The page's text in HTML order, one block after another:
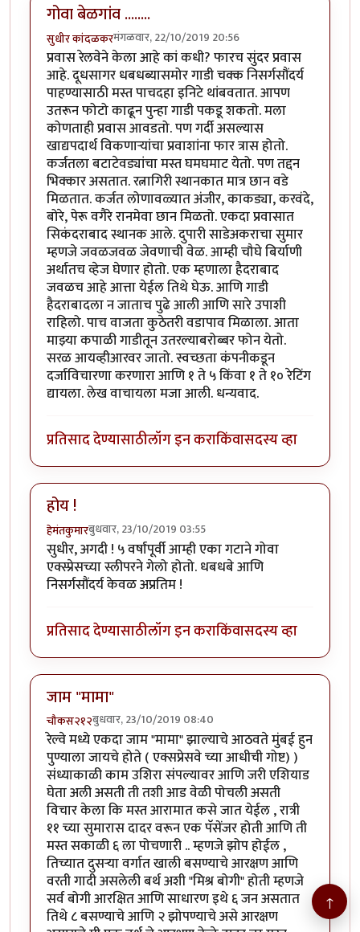
गोवा बेळगांव ........
सुधीर कांदळकरमंगळवार, 22/10/2019 20:56
प्रवास रेलवेने केला आहे कां कधी? फारच सुंदर प्रवास
आहे. दूधसागर धबधब्यासमोर गाडी चक्क निसर्गसौंदर्य
पाहण्यासाठी मस्त पाचदहा इनिटे थांबवतात. आपण
उतरून फोटो काढून पुन्हा गाडी पकडू शकतो. मला
कोणताही प्रवास आवडतो. पण गर्दी असल्यास
खाद्यपदार्थ विकणार्‍यांचा प्रवाशांना फार त्रास होतो.
कर्जतला बटाटेवड्यांचा मस्त घमघमाट येतो. पण तद्दन
भिक्कार असतात. रत्नागिरी स्थानकात मात्र छान वडे
मिळतात. कर्जत लोणावळ्यात अंजीर, काकड्या, करवंदे,
बोरे, पेरू वगैरे रानमेवा छान मिळतो. एकदा प्रवासात
सिकंदराबाद स्थानक आले. दुपारी साडेअकराचा सुमार
म्हणजे जवळजवळ जेवणाची वेळ. आम्ही चौघे बिर्याणी
अर्थातच व्हेज घेणार होतो. एक म्हणाला हैदराबाद
जवळच आहे आत्ता येईल तिथे घेऊ. आणि गाडी
हैदराबादला न जाताच पुढे आली आणि सारे उपाशी
राहिलो. पाच वाजता कुठेतरी वडापाव मिळाला. आता
माझ्या कपाळी गाडीतून उतरल्याबरोब्बर फोन येतो.
सरळ आयव्हीआरवर जातो. स्वच्छता कंपनीकडून
दर्जाविचारणा करणारा आणि १ ते ५ किंवा १ ते १० रेटिंग
द्यायला. लेख वाचायला मजा आली. धन्यवाद.
प्रतिसाद देण्यासाठीलॉग इन कराकिंवासदस्य व्हा
होय !
हेमंतकुमारबुधवार, 23/10/2019 03:55
सुधीर, अगदी ! ५ वर्षांपूर्वी आम्ही एका गटाने गोवा
एक्स्प्रेसच्या स्लीपरने गेलो होतो. धबधबे आणि
निसर्गसौंदर्य केवळ अप्रतिम !
प्रतिसाद देण्यासाठीलॉग इन कराकिंवासदस्य व्हा
जाम "मामा"
चौकस२१२बुधवार, 23/10/2019 08:40
रेल्वे मध्ये एकदा जाम "मामा" झाल्याचे आठवते मुंबई हुन
पुण्याला जायचे होते ( एक्सप्रेसवे च्या आधीची गोष्ट) )
संध्याकाळी काम उशिरा संपल्यावर आणि जरी एशियाड
घेता अली असती ती तशी आड वेळी पोचली असती
विचार केला कि मस्त आरामात कसे जात येईल , रात्री
११ च्या सुमारास दादर वरून एक पॅसेंजर होती आणि ती
मस्त सकाळी ६ ला पोचणारी .. म्हणजे झोप होईल ,
तिच्यात दुसऱ्या वर्गात खाली बसण्याचे आरक्षण आणि
वरती गादी असलेली बर्थ अशी "मिश्र बोगी" होती म्हणजे
सर्व बोगी आरक्षित आणि साधारण इथे ६ जन असतात
तिथे ८ बसण्याचे आणि २ झोपण्याचे असे आरक्षण
↑